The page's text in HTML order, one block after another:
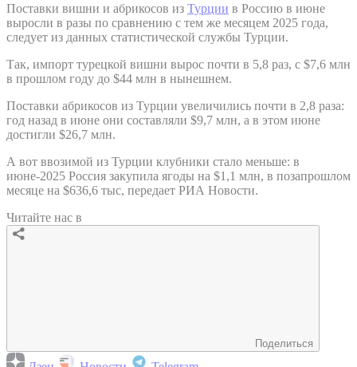
Поставки вишни и абрикосов из Турции в Россию в июне
выросли в разы по сравнению с тем же месяцем 2025 года,
следует из данных статистической службы Турции.
Так, импорт турецкой вишни вырос почти в 5,8 раз, с $7,6 млн
в прошлом году до $44 млн в нынешнем.
Поставки абрикосов из Турции увеличились почти в 2,8 раза:
год назад в июне они составляли $9,7 млн, а в этом июне
достигли $26,7 млн.
А вот ввозимой из Турции клубники стало меньше: в
июне-2025 Россия закупила ягоды на $1,1 млн, в позапрошлом
месяце на $636,6 тыс, передает РИА Новости.
Читайте нас в
Поделиться